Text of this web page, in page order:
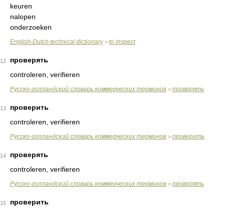
keuren
nalopen
onderzoeken
English-Dutch technical dictionary> to inspect
12
проверять
controleren, verifieren
Русско-голландский словарь коммерческих терминов > проверять
13
проверить
controleren, verifieren
Русско-голландский словарь коммерческих терминов > проверить
14
проверять
controleren, verifieren
Русско-голландский словарь коммерческих терминов > проверять
15
проверить